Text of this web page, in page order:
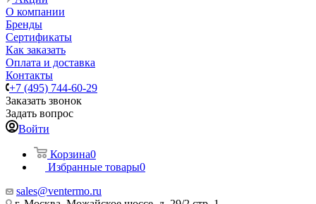
О компании
Бренды
Сертификаты
Как заказать
Оплата и доставка
Контакты
+7 (495) 744-60-29
Заказать звонок
Задать вопрос
Войти
Корзина0
Избранные товары0
sales@ventermo.ru